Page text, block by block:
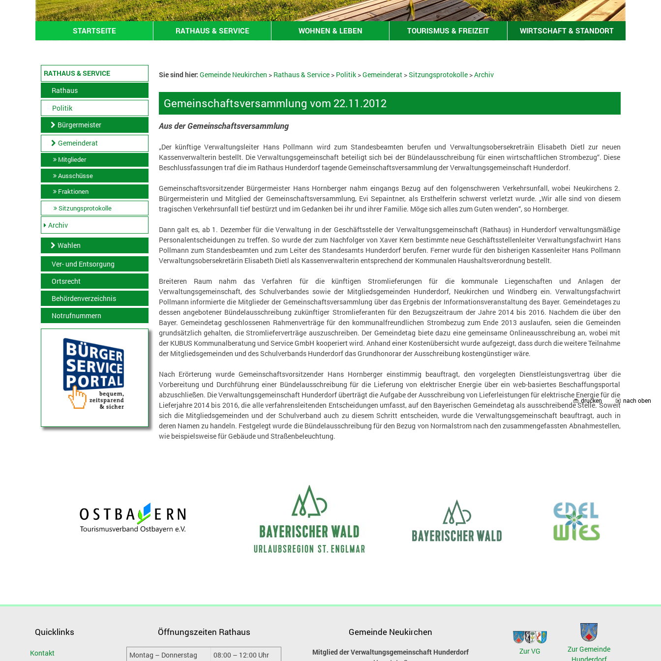
STARTSEITE RATHAUS & SERVICE WOHNEN & LEBEN TOURISMUS & FREIZEIT WIRTSCHAFT & STANDORT
RATHAUS & SERVICE
Rathaus
Politik
Bürgermeister
Gemeinderat
Mitglieder
Ausschüsse
Fraktionen
Sitzungsprotokolle
Archiv
Wahlen
Ver- und Entsorgung
Ortsrecht
Behördenverzeichnis
Notrufnummern
Sie sind hier: Gemeinde Neukirchen > Rathaus & Service> Politik>Gemeinderat>Sitzungsprotokolle>Archiv
Gemeinschaftsversammlung vom 22.11.2012
Aus der Gemeinschaftsversammlung
„Der künftige Verwaltungsleiter Hans Pollmann wird zum Standesbeamten berufen und Verwaltungsobersekreträin Elisabeth Dietl zur neuen
Kassenverwalterin bestellt. Die Verwaltungsgemeinschaft beteiligt sich bei der Bündelausschreibung für einen wirtschaftlichen Strombezug“. Diese
Beschlussfassungen traf die im Rathaus Hunderdorf tagende Gemeinschaftsversammlung der Verwaltungsgemeinschaft Hunderdorf.
Gemeinschaftsvorsitzender Bürgermeister Hans Hornberger nahm eingangs Bezug auf den folgenschweren Verkehrsunfall, wobei Neukirchens 2.
Bürgermeisterin und Mitglied der Gemeinschaftsversammlung, Evi Sepaintner, als Ersthelferin schwerst verletzt wurde. „Wir alle sind von diesem
tragischen Verkehrsunfall tief bestürzt und im Gedanken bei ihr und ihrer Familie. Möge sich alles zum Guten wenden“, so Hornberger.
Dann galt es, ab 1. Dezember für die Verwaltung in der Geschäftsstelle der Verwaltungsgemeinschaft (Rathaus) in Hunderdorf verwaltungsmäßige
Personalentscheidungen zu treffen. So wurde der zum Nachfolger von Xaver Kern bestimmte neue Geschäftsstellenleiter Verwaltungsfachwirt Hans
Pollmann zum Standesbeamten und zum Leiter des Standesamts Hunderdorf berufen. Ferner wurde für den bisherigen Kassenleiter Hans Pollmann
Verwaltungsobersekretärin Elisabeth Dietl als Kassenverwalterin entsprechend der Kommunalen Haushaltsverordnung bestellt.
Breiteren Raum nahm das Verfahren für die künftigen Stromlieferungen für die kommunale Liegenschaften und Anlagen der
Verwaltungsgemeinschaft, des Schulverbandes sowie der Mitgliedsgemeinden Hunderdorf, Neukirchen und Windberg ein. Verwaltungsfachwirt
Pollmann informierte die Mitglieder der Gemeinschaftsversammlung über das Ergebnis der Informationsveranstaltung des Bayer. Gemeindetages zu
dessen angebotener Bündelausschreibung zukünftiger Stromlieferanten für den Bezugszeitraum der Jahre 2014 bis 2016. Nachdem die über den
Bayer. Gemeindetag geschlossenen Rahmenverträge für den kommunalfreundlichen Strombezug zum Ende 2013 auslaufen, seien die Gemeinden
grundsätzlich gehalten, die Stromlieferverträge auszuschreiben. Der Gemeindetag biete dazu eine gemeinsame Onlineausschreibung an, wobei mit
der KUBUS Kommunalberatung und Service GmbH kooperiert wird. Anhand einer Kostenübersicht wurde aufgezeigt, dass durch die weitere Teilnahme
der Mitgliedsgemeinden und des Schulverbands Hunderdorf das Grundhonorar der Ausschreibung kostengünstiger wäre.
Nach Erörterung wurde Gemeinschaftsvorsitzender Hans Hornberger einstimmig beauftragt, den vorgelegten Dienstleistungsvertrag über die
Vorbereitung und Durchführung einer Bündelausschreibung für die Lieferung von elektrischer Energie über ein web-basiertes Beschaffungsportal
abzuschließen. Die Verwaltungsgemeinschaft Hunderdorf überträgt die Aufgabe der Ausschreibung von Lieferleistungen für elektrische Energie für die
Lieferjahre 2014 bis 2016, die alle verfahrensleitenden Entscheidungen umfasst, auf den Bayerischen Gemeindetag als ausschreibende Stelle. Soweit
sich die Mitgliedsgemeinden und der Schulverband auch zu diesem Schritt entscheiden, wurde die Verwaltungsgemeinschaft beauftragt, auch in
deren Namen zu handeln. Festgelegt wurde die Bündelausschreibung für den Bezug von Normalstrom nach den zusammengefassten Abnahmestellen,
wie beispielsweise für Gebäude und Straßenbeleuchtung.
drucken nach oben
Quicklinks
Kontakt
Öffnungszeiten Rathaus
Montag – Donnerstag
08:00 – 12:00 Uhr
Gemeinde Neukirchen
Mitglied der Verwaltungsgemeinschaft Hunderdorf
Zur VG
Zur Gemeinde